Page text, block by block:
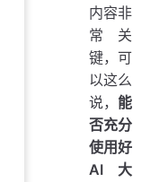
内容非
常关
键，可
以这么
说， 能
否充分
使用好
AI 大